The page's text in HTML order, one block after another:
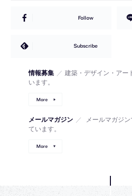
Follow
Subscribe
情報募集 ／ 建築・デザイン・アー
います。
More
メールマガジン ／
メールマガジ
ています。
More